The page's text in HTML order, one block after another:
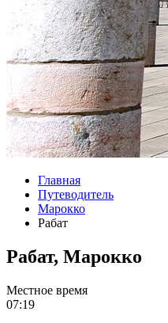
Главная
Путеводитель
Марокко
Рабат
Рабат, Марокко
Местное время
07:19